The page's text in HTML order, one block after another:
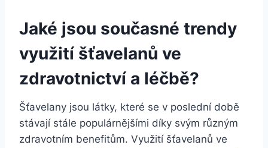
Jaké jsou současné trendy
využití šťavelanů ve
zdravotnictví a léčbě?
Šťavelany jsou látky, které se v poslední době
stávají stále populárnějšími díky svým různým
zdravotním benefitům. Využití šťavelanů ve